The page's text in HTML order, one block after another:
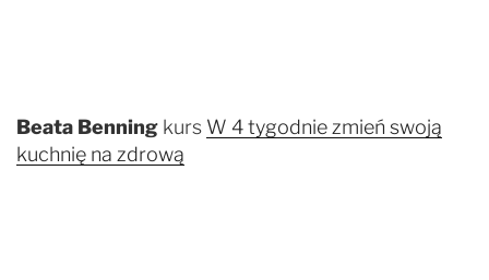
Beata Benning kurs W 4 tygodnie zmień swoją
kuchnię na zdrową